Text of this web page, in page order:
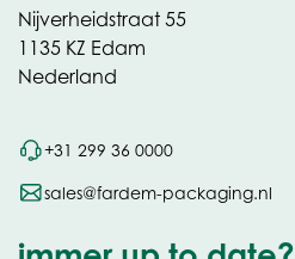
Nijverheidstraat 55
1135 KZ Edam
Nederland
+31 299 36 0000
sales@fardem-packaging.nl